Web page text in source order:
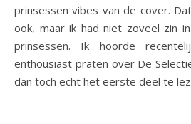
prinsessen vibes van de cover.
ook, maar ik had niet zoveel zin
prinsessen. Ik hoorde
enthousiast praten over De
dan toch echt het eerste deel te